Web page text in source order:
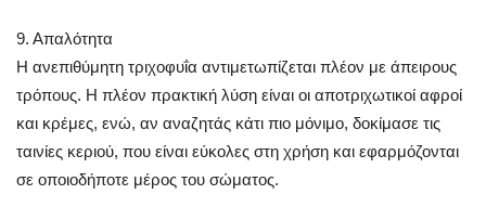
9. Απαλότητα
Η ανεπιθύμητη τριχοφυΐα αντιμετωπίζεται πλέον με άπειρους
τρόπους. Η πλέον πρακτική λύση είναι οι αποτριχωτικοί αφροί
και κρέμες, ενώ, αν αναζητάς κάτι πιο μόνιμο, δοκίμασε τις
ταινίες κεριού, που είναι εύκολες στη χρήση και εφαρμόζονται
σε οποιοδήποτε μέρος του σώματος.